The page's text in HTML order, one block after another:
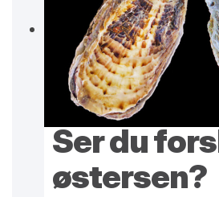
Ser du
østersen?